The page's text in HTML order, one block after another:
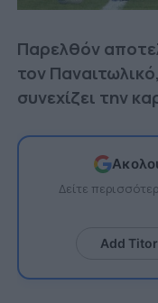
Παρελθόν
τον
συνεχίζει την
Δείτε
Add